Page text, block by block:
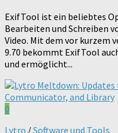
ExifTool ist ein beliebtes
Bearbeiten und Schreiben
Video. Mit dem vor kurzem
9.70 bekommt ExifTool
und ermöglicht...
0
Lytro /Software und Tools